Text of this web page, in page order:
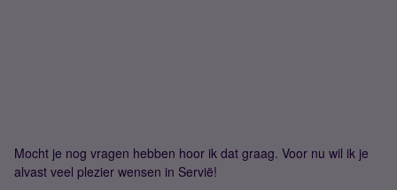
Mocht je nog vragen hebben hoor ik dat graag. Voor nu wil ik je
alvast veel plezier wensen in Servië!